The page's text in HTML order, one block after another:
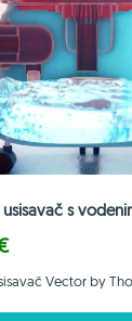
usisavač s
Vector by